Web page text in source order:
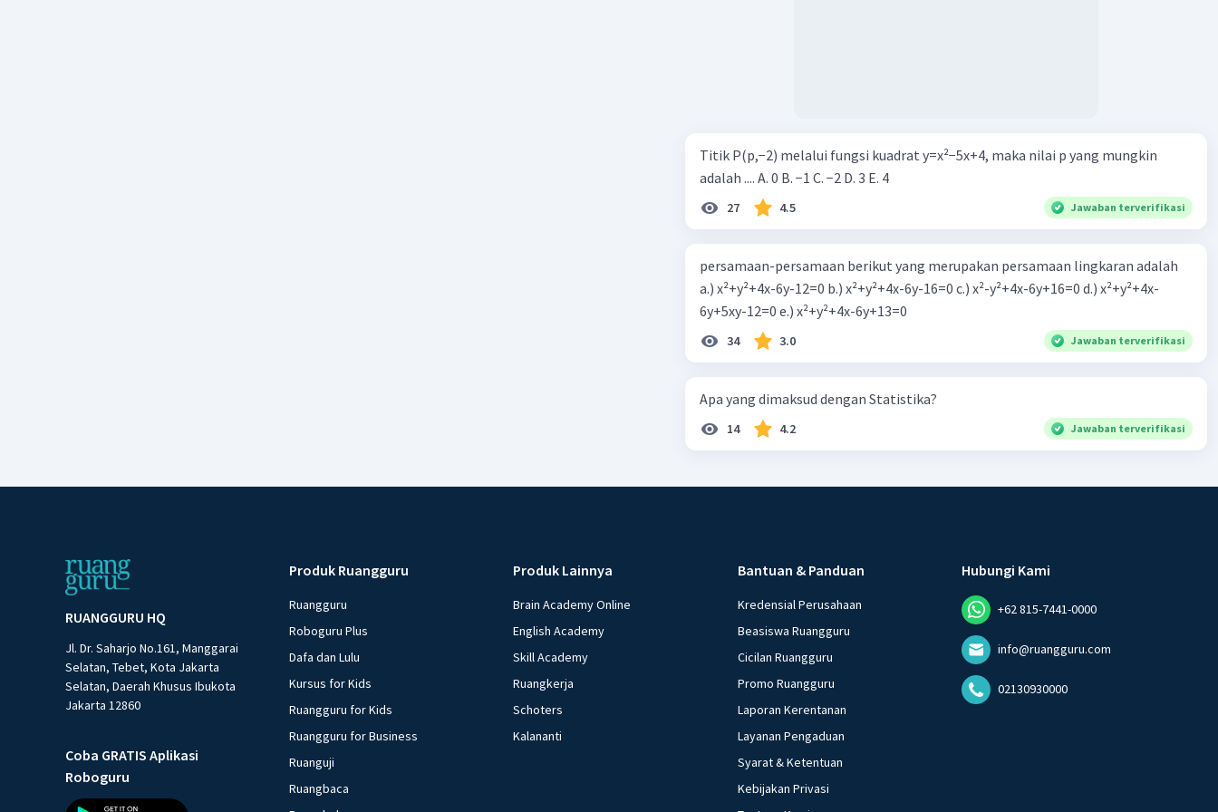
Titik P(p,−2) melalui fungsi kuadrat y=x²−5x+4, maka nilai p yang mungkin
adalah .... A. 0 B. −1 C. −2 D. 3 E. 4
27 4.5 Jawaban terverifikasi
persamaan-persamaan berikut yang merupakan persamaan lingkaran adalah
a.) x²+y²+4x-6y-12=0 b.) x²+y²+4x-6y-16=0 c.) x²-y²+4x-6y+16=0 d.) x²+y²+4x-
6y+5xy-12=0 e.) x²+y²+4x-6y+13=0
34 3.0 Jawaban terverifikasi
Apa yang dimaksud dengan Statistika?
14 4.2 Jawaban terverifikasi
RUANGGURU HQ
Jl. Dr. Saharjo No.161, Manggarai
Selatan, Tebet, Kota Jakarta
Selatan, Daerah Khusus Ibukota
Jakarta 12860
Coba GRATIS Aplikasi
Roboguru
Produk Ruangguru
Ruangguru
Roboguru Plus
Dafa dan Lulu
Kursus for Kids
Ruangguru for Kids
Ruangguru for Business
Ruanguji
Ruangbaca
Produk Lainnya
Brain Academy Online
English Academy
Skill Academy
Ruangkerja
Schoters
Kalananti
Bantuan & Panduan
Kredensial Perusahaan
Beasiswa Ruangguru
Cicilan Ruangguru
Promo Ruangguru
Laporan Kerentanan
Layanan Pengaduan
Syarat & Ketentuan
Kebijakan Privasi
Hubungi Kami
+62 815-7441-0000
info@ruangguru.com
02130930000